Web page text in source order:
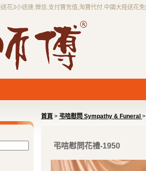
花3小送達.微信.支付寶充值,淘寶代付.中國大陸送花
首頁 > 弔唁慰問 Sympathy & Funeral
弔唁慰問花禮-1950